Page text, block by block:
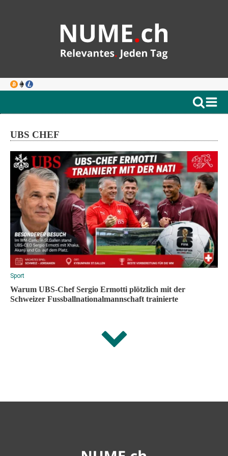
UBS CHEF
Sport
Warum UBS-Chef Sergio Ermotti plötzlich mit der
Schweizer Fussballnationalmannschaft trainierte